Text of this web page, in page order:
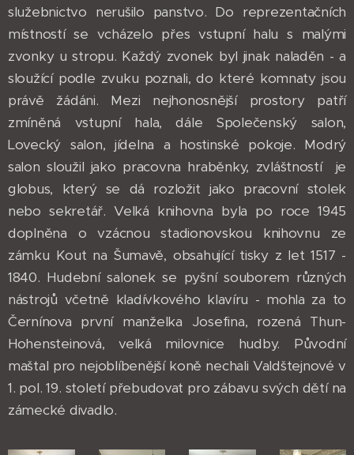
služebnictvo nerušilo panstvo. Do reprezentačních
místností se vcházelo přes vstupní halu s malými
zvonky u stropu. Každý zvonek byl jinak naladěn - a
sloužící podle zvuku poznali, do které komnaty jsou
právě žádáni. Mezi nejhonosnější prostory patří
zmíněná vstupní hala, dále Společenský salon,
Lovecký salon, jídelna a hostinské pokoje. Modrý
salon sloužil jako pracovna hraběnky, zvláštností je
globus, který se dá rozložit jako pracovní stolek
nebo sekretář. Velká knihovna byla po roce 1945
doplněna o vzácnou stadionovskou knihovnu ze
zámku Kout na Šumavě, obsahující tisky z let 1517 -
1840. Hudební salonek se pyšní souborem různých
nástrojů včetně kladívkového klavíru - mohla za to
Černínova první manželka Josefina, rozená Thun-
Hohensteinová, velká milovnice hudby. Původní
maštal pro nejoblíbenější koně nechali Valdštejnové v
1. pol. 19. století přebudovat pro zábavu svých dětí na
zámecké divadlo.